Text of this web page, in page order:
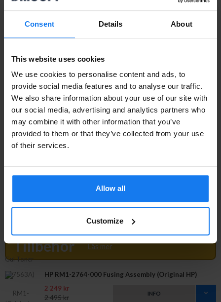
Consent Details About
This website uses cookies
We use cookies to personalise content and ads, to
provide social media features and to analyse our traffic.
We also share information about your use of our site with
our social media, advertising and analytics partners who
may combine it with other information that you’ve
provided to them or that they’ve collected from your use
of their services.
Allow all
Customize
849 kr
949 kr
759 kr
849 kr
HP 314A (Q7562A) Gul Toner (Original HP)
759 kr
HP 314A (Q7563A) Magenta Toner (Original HP)
Tillbehör Läs mer
HP RM1-2764-000 Fusing Assembly (Original HP)
2 249 kr
2 495 kr INFO